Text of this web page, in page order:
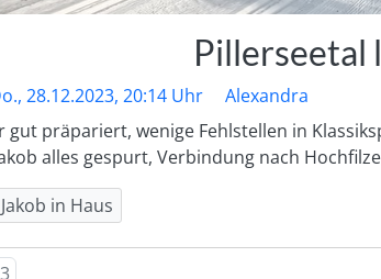
Pillerseetal
28.12.2023, 20:14 Uhr
Alexandra
gut präpariert, wenige Fehlstellen in
alles gespurt, Verbindung nach
in Haus
3